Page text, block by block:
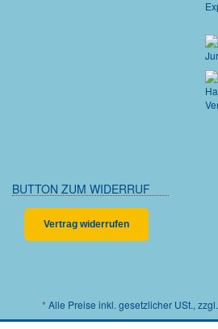
BUTTON ZUM WIDERRUF
Vertrag widerrufen
* Alle Preise inkl. gesetzlicher USt., zzgl.